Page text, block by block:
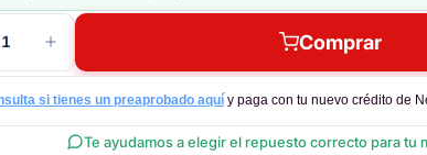
1 Comprar
si tienes un preaprobado aquí y paga con tu nuevo crédito de
Te ayudamos a elegir el repuesto correcto para tu